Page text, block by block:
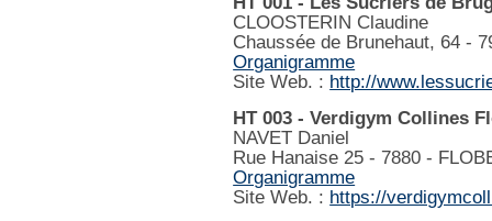
CLOOSTERIN Claudine
Chaussée de Brunehaut, 64 -
Organigramme
Site Web. : http://
HT 003 - Verdigym Collines
NAVET Daniel
Rue Hanaise 25 - 7880 -
Organigramme
Site Web. : https://